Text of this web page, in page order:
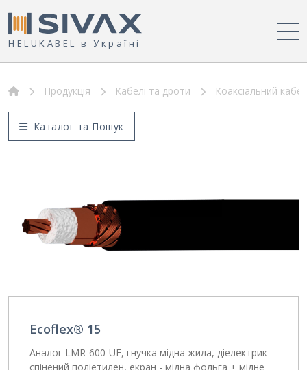
HELUKABEL в Україні
Продукція Кабелі та дроти Коаксіальний
Каталог та Пошук
Ecoflex® 15
Аналог LMR-600-UF, гнучка мідна жила, діелектрик
спінений поліетилен, екран - мідна фольга + мідне